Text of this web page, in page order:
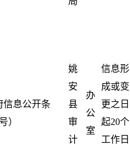
信息公开条
）
姚
安
县
审
计
办
公
室
信息形
成或变
更之日
起20个
工作日